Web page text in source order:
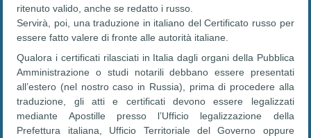
ritenuto valido, anche se redatto i russo.
Servirà, poi, una traduzione in italiano del Certificato russo per
essere fatto valere di fronte alle autorità italiane.
Qualora i certificati rilasciati in Italia dagli organi della Pubblica
Amministrazione o studi notarili debbano essere presentati
all’estero (nel nostro caso in Russia), prima di procedere alla
traduzione, gli atti e certificati devono essere legalizzati
mediante Apostille presso l’Ufficio legalizzazione della
Prefettura italiana, Ufficio Territoriale del Governo oppure